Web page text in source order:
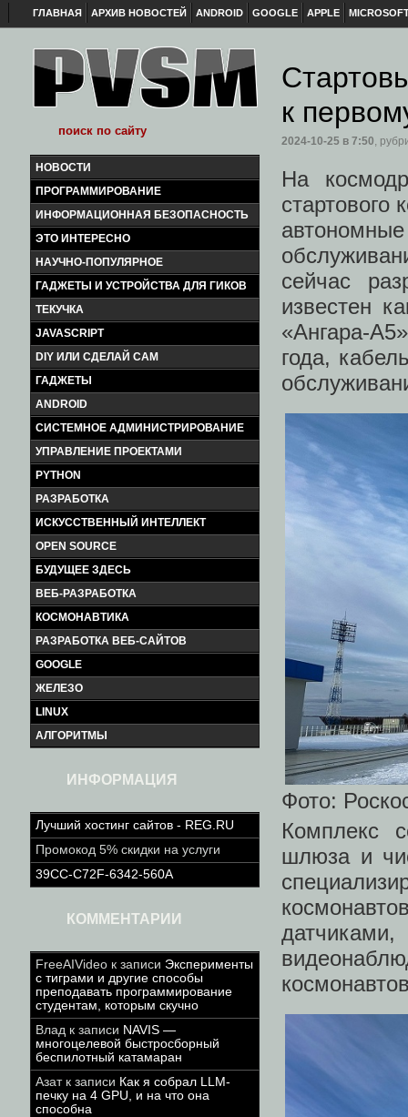
ГЛАВНАЯ АРХИВ НОВОСТЕЙ ANDROID GOOGLE APPLE
НОВОСТИ
ПРОГРАММИРОВАНИЕ
ИНФОРМАЦИОННАЯ БЕЗОПАСНОСТЬ
ЭТО ИНТЕРЕСНО
НАУЧНО-ПОПУЛЯРНОЕ
ГАДЖЕТЫ И УСТРОЙСТВА ДЛЯ ГИКОВ
ТЕКУЧКА
JAVASCRIPT
DIY ИЛИ СДЕЛАЙ САМ
ГАДЖЕТЫ
ANDROID
СИСТЕМНОЕ АДМИНИСТРИРОВАНИЕ
УПРАВЛЕНИЕ ПРОЕКТАМИ
PYTHON
РАЗРАБОТКА
ИСКУССТВЕННЫЙ ИНТЕЛЛЕКТ
OPEN SOURCE
БУДУЩЕЕ ЗДЕСЬ
ВЕБ-РАЗРАБОТКА
КОСМОНАВТИКА
РАЗРАБОТКА ВЕБ-САЙТОВ
GOOGLE
ЖЕЛЕЗО
LINUX
АЛГОРИТМЫ
ИНФОРМАЦИЯ
Лучший хостинг сайтов - REG.RU
Промокод 5% скидки на услуги
39CC-C72F-6342-560A
КОММЕНТАРИИ
FreeAIVideo к записи Эксперименты
с тиграми и другие способы
преподавать программирование
студентам, которым скучно
Влад к записи NAVIS —
многоцелевой быстросборный
беспилотный катамаран
Азатк записи Как я собрал LLM-
печку на 4 GPU, и на что она
способна
к
2024-10-25 в 7:50,
На
стартового
сейчас
известен
«Ангара-
года,
Фото:
Комплекс
шлюза и